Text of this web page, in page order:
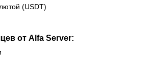
(USDT)
от Alfa Server: